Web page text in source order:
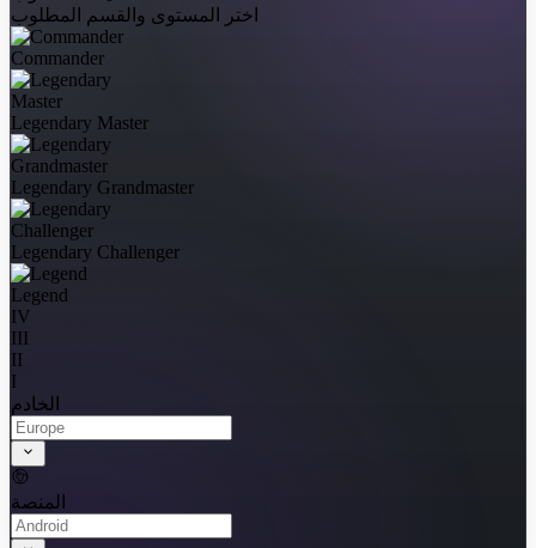
اختر المستوى والقسم المطلوب
Commander
Legendary Master
Legendary Grandmaster
Legendary Challenger
Legend
IV
III
II
I
الخادم
المنصة